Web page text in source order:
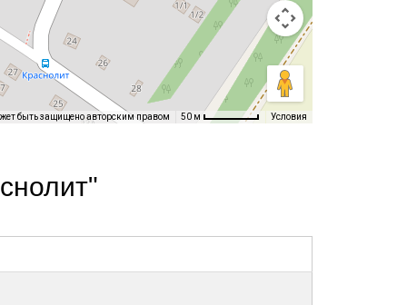
быть защищено авторским правом 50 м Условия